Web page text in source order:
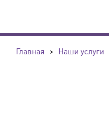
Главная > Наши услуги